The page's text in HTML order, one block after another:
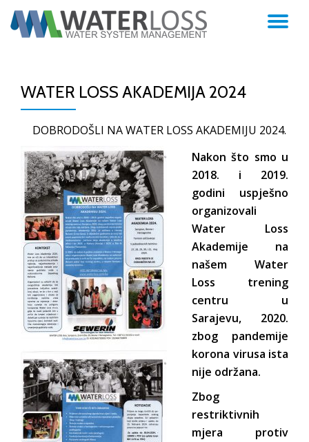
Skip
WATER LOSS AKADEMIJA 2024
DOBRODOŠLI NA WATER LOSS AKADEMIJU 2024.
Nakon što smo u
2018. i 2019.
godini uspješno
organizovali
Water Loss
Akademije na
našem Water
Loss trening
centru u
Sarajevu, 2020.
zbog pandemije
korona virusa ista
nije održana.
Zbog
restriktivnih
mjera protiv